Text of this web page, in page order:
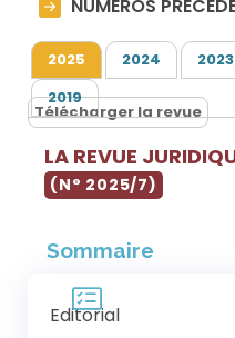
NUMÉROS
2025 2024 2023
2019
Télécharger la revue
LA REVUE
(N° 2025/7)
Sommaire
Editorial